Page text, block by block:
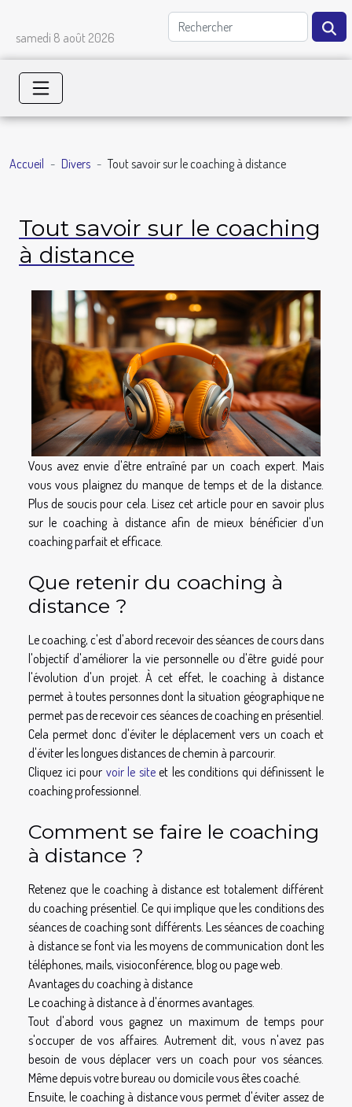
samedi 8 août 2026
Accueil Divers Tout savoir sur le coaching à distance
Tout savoir sur le coaching
à distance
Vous avez envie d'être entraîné par un coach expert. Mais
vous vous plaignez du manque de temps et de la distance.
Plus de soucis pour cela. Lisez cet article pour en savoir plus
sur le coaching à distance afin de mieux bénéficier d'un
coaching parfait et efficace.
Que retenir du coaching à
distance ?
Le coaching, c'est d'abord recevoir des séances de cours dans
l'objectif d'améliorer la vie personnelle ou d'être guidé pour
l'évolution d'un projet. À cet effet, le coaching à distance
permet à toutes personnes dont la situation géographique ne
permet pas de recevoir ces séances de coaching en présentiel.
Cela permet donc d'éviter le déplacement vers un coach et
d'éviter les longues distances de chemin à parcourir.
Cliquez ici pour voir le siteet les conditions qui définissent le
coaching professionnel.
Comment se faire le coaching
à distance ?
Retenez que le coaching à distance est totalement différent
du coaching présentiel. Ce qui implique que les conditions des
séances de coaching sont différents. Les séances de coaching
à distance se font via les moyens de communication dont les
téléphones, mails, visioconférence, blog ou page web.
Avantages du coaching à distance
Le coaching à distance à d'énormes avantages.
Tout d'abord vous gagnez un maximum de temps pour
s'occuper de vos affaires. Autrement dit, vous n'avez pas
besoin de vous déplacer vers un coach pour vos séances.
Même depuis votre bureau ou domicile vous êtes coaché.
Ensuite, le coaching à distance vous permet d'éviter assez de